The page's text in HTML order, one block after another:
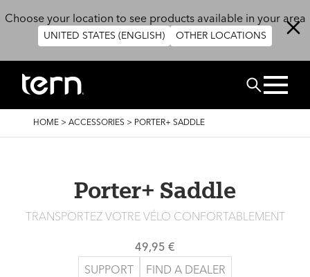
Choose your location to see products available in your area
UNITED STATES (ENGLISH) OTHER LOCATIONS
BREADCRUMB
HOME > ACCESSORIES > PORTER+ SADDLE
Porter+ Saddle
TRANSPORTEZ VOTRE VÉLO CONFORTABLEMENT
49,95 €
SUPPORT FIND A DEALER